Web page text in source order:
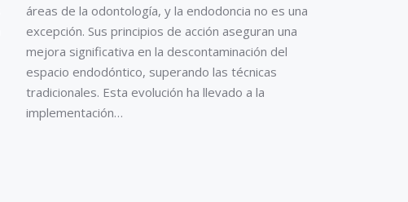
áreas de la odontología, y la endodoncia no es una
excepción. Sus principios de acción aseguran una
mejora significativa en la descontaminación del
espacio endodóntico, superando las técnicas
tradicionales. Esta evolución ha llevado a la
implementación…